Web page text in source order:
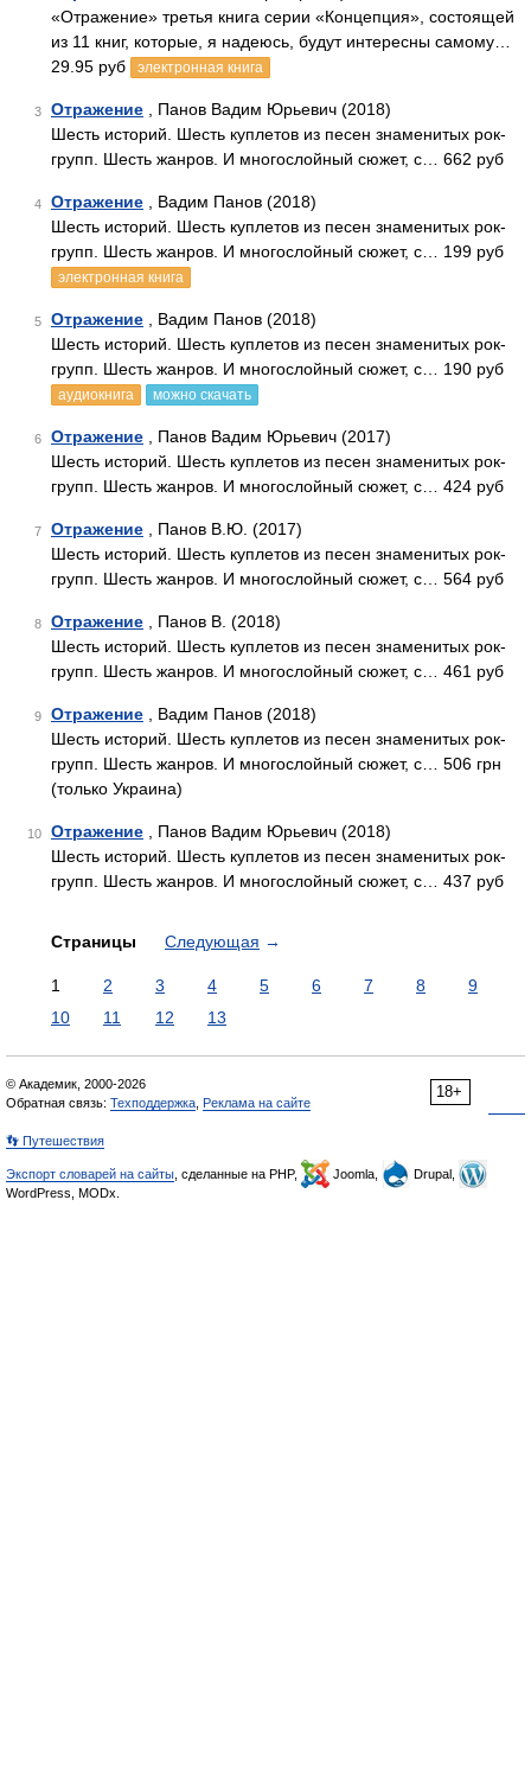
«Отражение» третья книга серии «Концепция», состоящей
из 11 книг, которые, я надеюсь, будут интересны самому…
29.95 руб
электронная книга
3 Отражение , Панов Вадим Юрьевич (2018)
Шесть историй. Шесть куплетов из песен знаменитых рок-
групп. Шесть жанров. И многослойный сюжет, с… 662 руб
4 Отражение , Вадим Панов (2018)
Шесть историй. Шесть куплетов из песен знаменитых рок-
групп. Шесть жанров. И многослойный сюжет, с… 199 руб
электронная книга
5 Отражение , Вадим Панов (2018)
Шесть историй. Шесть куплетов из песен знаменитых рок-
групп. Шесть жанров. И многослойный сюжет, с… 190 руб
аудиокнига можно скачать
6 Отражение , Панов Вадим Юрьевич (2017)
Шесть историй. Шесть куплетов из песен знаменитых рок-
групп. Шесть жанров. И многослойный сюжет, с… 424 руб
7 Отражение , Панов В.Ю. (2017)
Шесть историй. Шесть куплетов из песен знаменитых рок-
групп. Шесть жанров. И многослойный сюжет, с… 564 руб
8 Отражение , Панов В. (2018)
Шесть историй. Шесть куплетов из песен знаменитых рок-
групп. Шесть жанров. И многослойный сюжет, с… 461 руб
9 Отражение , Вадим Панов (2018)
Шесть историй. Шесть куплетов из песен знаменитых рок-
групп. Шесть жанров. И многослойный сюжет, с… 506 грн
(только Украина)
10 Отражение , Панов Вадим Юрьевич (2018)
Шесть историй. Шесть куплетов из песен знаменитых рок-
групп. Шесть жанров. И многослойный сюжет, с… 437 руб
Страницы Следующая →
1 2 3 4 5 6 7 8
9
10
11 12 13
18+
© Академик, 2000-2026
Обратная связь: Техподдержка Реклама на сайте
👣 Путешествия
Экспорт словарей на сайты , сделанные на PHP, Joomla,
Drupal,
WordPress, MODx.